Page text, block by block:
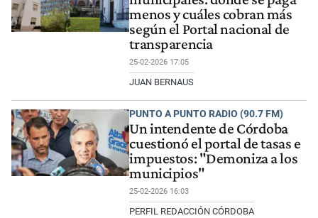
menos y cuáles cobran más
según el Portal nacional de
transparencia
25-02-2026 17:05
JUAN BERNAUS
PUNTO A PUNTO RADIO (90.7 FM)
Un intendente de Córdoba
cuestionó el portal de tasas e
impuestos: "Demoniza a los
municipios"
25-02-2026 16:03
PERFIL REDACCIÓN CÓRDOBA